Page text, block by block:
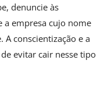
denuncie às
a empresa cujo nome
conscientização e a
evitar cair nesse tipo